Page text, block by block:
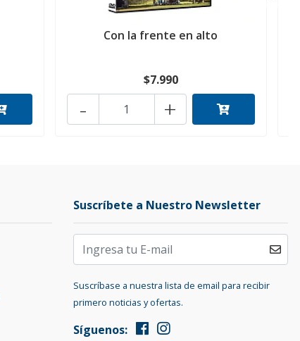
Con la frente en alto
$7.990
+
-
Suscríbete a Nuestro Newsletter
Suscríbase a nuestra lista de email para recibir
primero noticias y ofertas.
Síguenos: